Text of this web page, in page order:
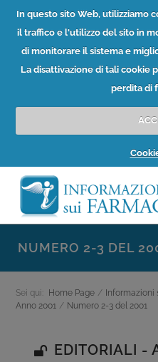
In questo sito Web, utilizziamo
il traffico e l'utilizzo del sito in
di monitorare il sistema e
La disattivazione di tali cookie
perdita di
NUMERO 2-3 DEL
Sei qui: Home Page / Informazioni
Anno 2001 / Numero 2-3 del 2001
EDITORIALI -